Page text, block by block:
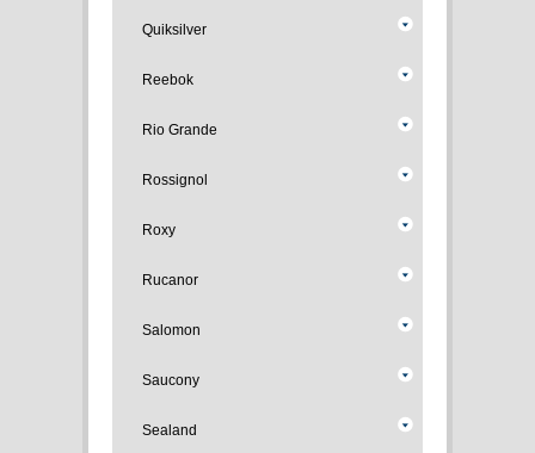
Quiksilver
Reebok
Rio Grande
Rossignol
Roxy
Rucanor
Salomon
Saucony
Sealand